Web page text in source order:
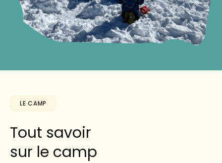
LE CAMP
Tout savoir
sur le camp